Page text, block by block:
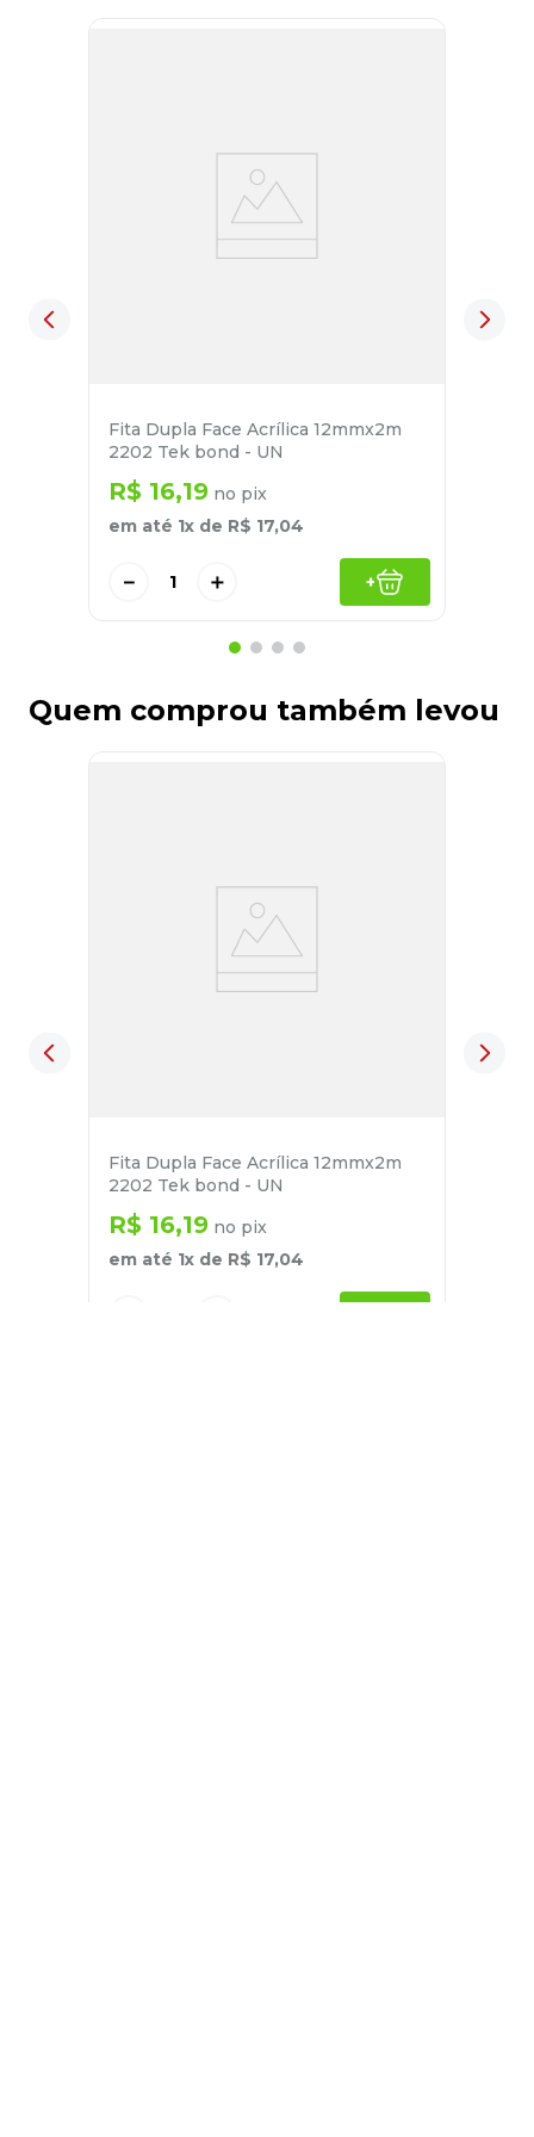
Fita Dupla Face Acrílica 12mmx2m
2202 Tek bond - UN
R$ 16,19 no pix
em até 1x de R$ 17,04
＋
－ +
Quem comprou também levou
Fita Dupla Face Acrílica 12mmx2m
2202 Tek bond - UN
R$ 16,19 no pix
em até 1x de R$ 17,04